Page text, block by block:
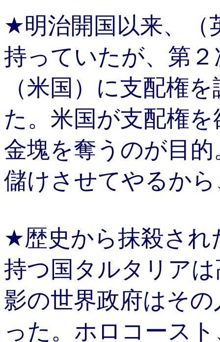
★明治開国以来、（
持っていたが、第
（米国）に支配権
た。米国が支配権
金塊を奪うのが目
儲けさせてやるか
★歴史から抹殺され
持つ国タルタリア
影の世界政府はそ
った。ホロコース